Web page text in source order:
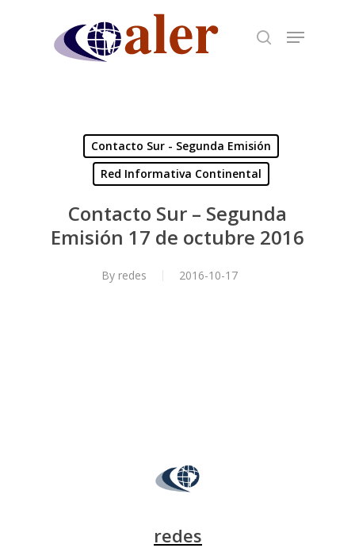
Contacto Sur - Segunda Emisión
Red Informativa Continental
Contacto Sur – Segunda
Emisión 17 de octubre 2016
By redes 2016-10-17
redes